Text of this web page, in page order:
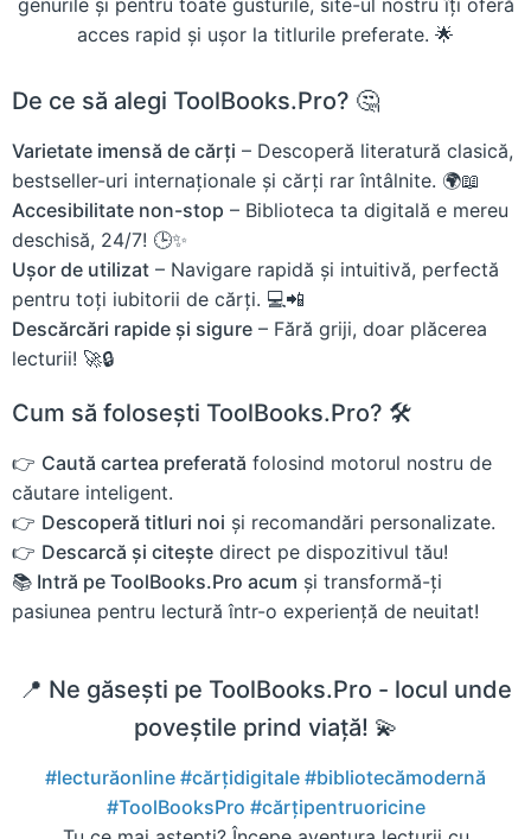
acces rapid și ușor la titlurile preferate. 🌟
De ce să alegi ToolBooks.Pro? 🤔
Varietate imensă de cărți – Descoperă literatură clasică,
bestseller-uri internaționale și cărți rar întâlnite. 🌍📖
Accesibilitate non-stop – Biblioteca ta digitală e mereu
deschisă, 24/7! 🕒✨
Ușor de utilizat – Navigare rapidă și intuitivă, perfectă
pentru toți iubitorii de cărți. 💻📲
Descărcări rapide și sigure – Fără griji, doar plăcerea
lecturii! 🚀🔒
Cum să folosești ToolBooks.Pro? 🛠️
👉 Caută cartea preferată folosind motorul nostru de
căutare inteligent.
👉 Descoperă titluri noi și recomandări personalizate.
👉 Descarcă și citește direct pe dispozitivul tău!
📚 Intră pe ToolBooks.Pro acum și transformă-ți
pasiunea pentru lectură într-o experiență de neuitat!
📍 Ne găsești pe ToolBooks.Pro - locul unde
poveștile prind viață! 💫
#lecturăonline #cărțidigitale #bibliotecămodernă
#ToolBooksPro #cărțipentruoricine